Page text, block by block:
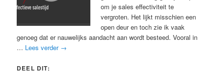
om je sales effectiviteit te
vergroten. Het lijkt misschien een
open deur en toch zie ik vaak
genoeg dat er nauwelijks aandacht aan wordt besteed. Vooral in
… Lees verder →
DEEL DIT: